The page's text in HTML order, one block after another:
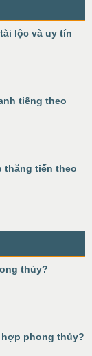
lộc và uy tín
tiếng theo
thăng tiến theo
thủy?
phong thủy?